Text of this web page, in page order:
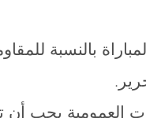
بالنسبة
.
العمومية يجب